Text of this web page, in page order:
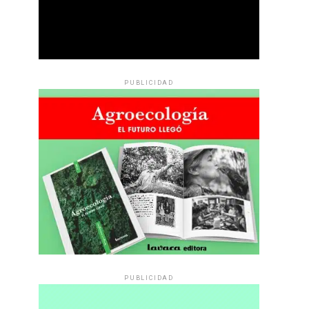
PUBLICIDAD
PUBLICIDAD